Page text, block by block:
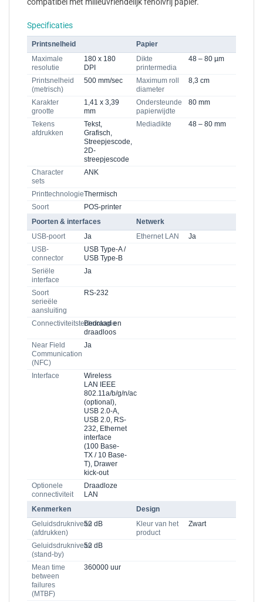
Specificaties
Printsnelheid
Papier
Maximale
resolutie
180 x 180
DPI
Dikte
printermedia
48 – 80 µm
Printsnelheid
(metrisch)
500 mm/sec
Maximum roll
diameter
8,3 cm
Karakter
grootte
1,41 x 3,39
mm
Ondersteunde
papierwijdte
80 mm
Tekens
afdrukken
Tekst,
Grafisch,
Streepjescode,
2D-
streepjescode
Mediadikte 48 – 80 mm
Character
sets
ANK
PrinttechnologieThermisch
Soort
POS-printer
Poorten & interfaces
Netwerk
USB-poort
Ja Ethernet LAN
Ja
USB-
connector
USB Type-A /
USB Type-B
Seriële
interface
Ja
Soort
serieële
aansluiting
RS-232
Connectiviteitstechnologie
Bedraad en
draadloos
Near Field
Communication
(NFC)
Ja
Interface
Wireless
LAN IEEE
802.11a/b/g/n/ac
(optional),
USB 2.0-A,
USB 2.0, RS-
232, Ethernet
interface
(100 Base-
TX / 10 Base-
T), Drawer
kick-out
Optionele
connectiviteit
Draadloze
LAN
Kenmerken
Design
Geluidsdrukniveau
(afdrukken)
52 dB
Kleur van het
product
Zwart
Geluidsdrukniveau
(stand-by)
52 dB
Mean time
between
failures
(MTBF)
360000 uur